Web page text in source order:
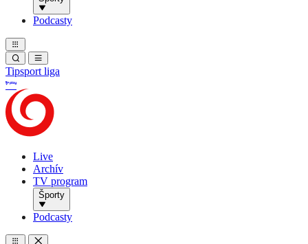
Podcasty
Tipsport liga
Live
Archív
TV program
Športy
Podcasty